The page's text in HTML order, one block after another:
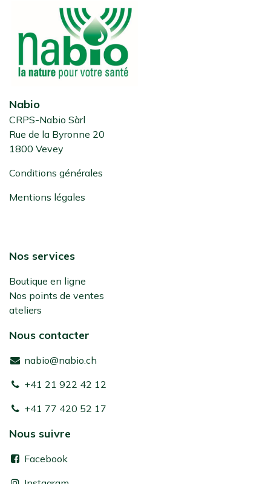
Nabio
CRPS-Nabio Sàrl
Rue de la Byronne 20
1800 Vevey
Conditions générales
Mentions légales
Nos services
Boutique en ligne
Nos points de ventes
ateliers
Nous contacter
nabio@nabio.ch
+41 21 922 42 12
+41 77 420 52 17
Nous suivre
Facebook